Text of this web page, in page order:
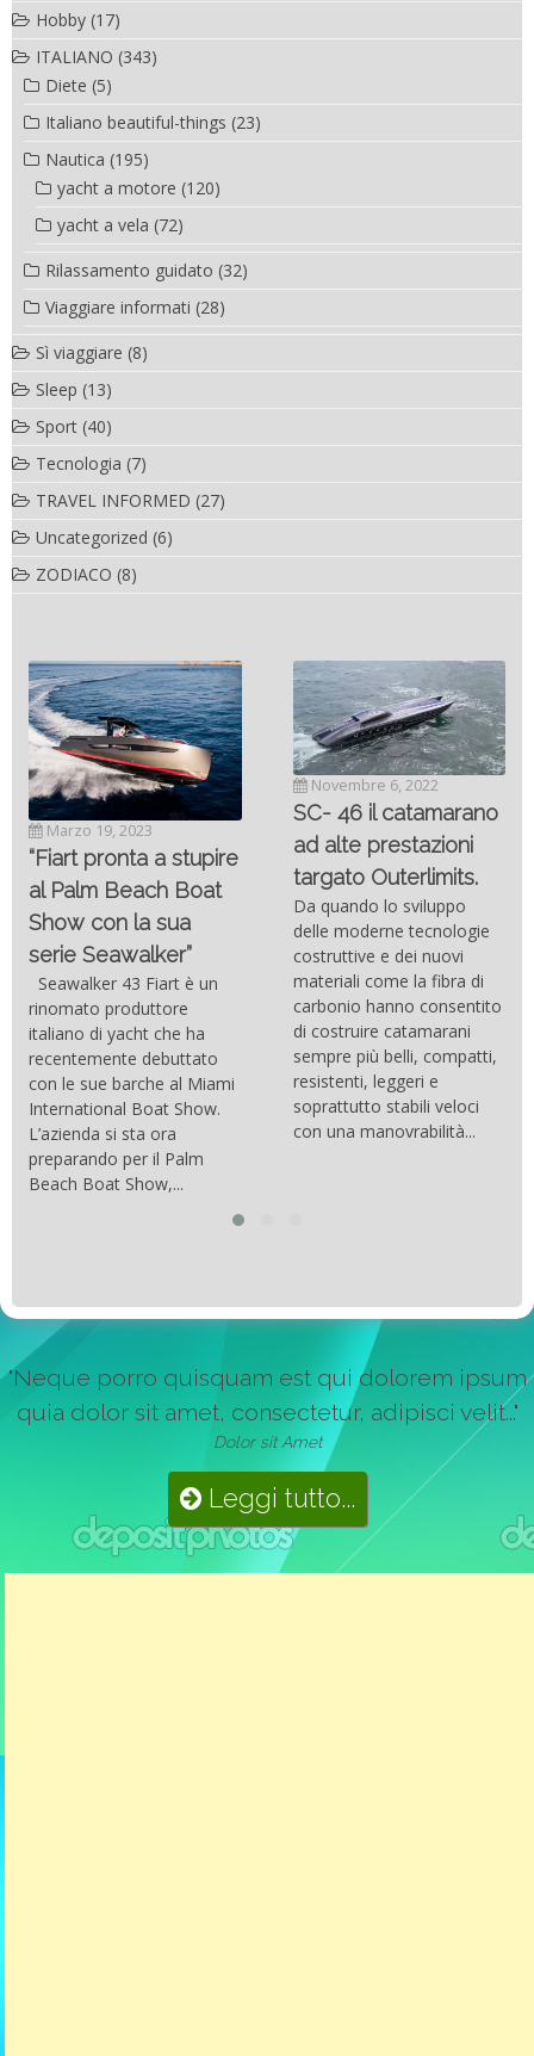
Hobby (17)
ITALIANO (343)
Diete (5)
Italiano beautiful-things (23)
Nautica (195)
yacht a motore (120)
yacht a vela (72)
Rilassamento guidato (32)
Viaggiare informati (28)
Sì viaggiare (8)
Sleep (13)
Sport (40)
Tecnologia (7)
TRAVEL INFORMED (27)
Uncategorized (6)
ZODIACO (8)
Marzo 19, 2023
“Fiart pronta a stupire
al Palm Beach Boat
Show con la sua
serie Seawalker”
Seawalker 43 Fiart è un
rinomato produttore
italiano di yacht che ha
recentemente debuttato
con le sue barche al Miami
International Boat Show.
L’azienda si sta ora
preparando per il Palm
Beach Boat Show,...
Novembre 6, 2022
SC- 46 il catamarano
ad alte prestazioni
targato Outerlimits.
Da quando lo sviluppo
delle moderne tecnologie
costruttive e dei nuovi
materiali come la fibra di
carbonio hanno consentito
di costruire catamarani
sempre più belli, compatti,
resistenti, leggeri e
soprattutto stabili veloci
con una manovrabilità...
"Neque porro quisquam est qui dolorem ipsum
quia dolor sit amet, consectetur, adipisci velit..."
Dolor sit Amet
Leggi tutto...